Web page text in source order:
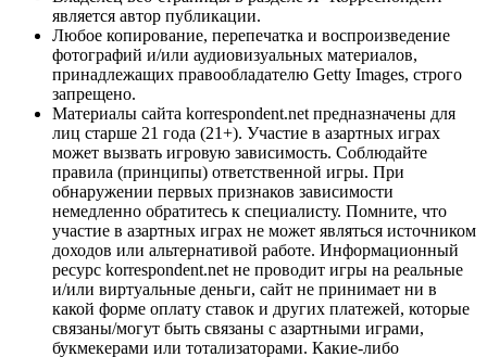
является автор публикации.
Любое копирование, перепечатка и воспроизведение
фотографий и/или аудиовизуальных материалов,
принадлежащих правообладателю Getty Images, строго
запрещено.
Материалы сайта korrespondent.net предназначены для
лиц старше 21 года (21+). Участие в азартных играх
может вызвать игровую зависимость. Соблюдайте
правила (принципы) ответственной игры. При
обнаружении первых признаков зависимости
немедленно обратитесь к специалисту. Помните, что
участие в азартных играх не может являться источником
доходов или альтернативой работе. Информационный
ресурс korrespondent.net не проводит игры на реальные
и/или виртуальные деньги, сайт не принимает ни в
какой форме оплату ставок и других платежей, которые
связаны/могут быть связаны с азартными играми,
букмекерами или тотализаторами. Какие-либо